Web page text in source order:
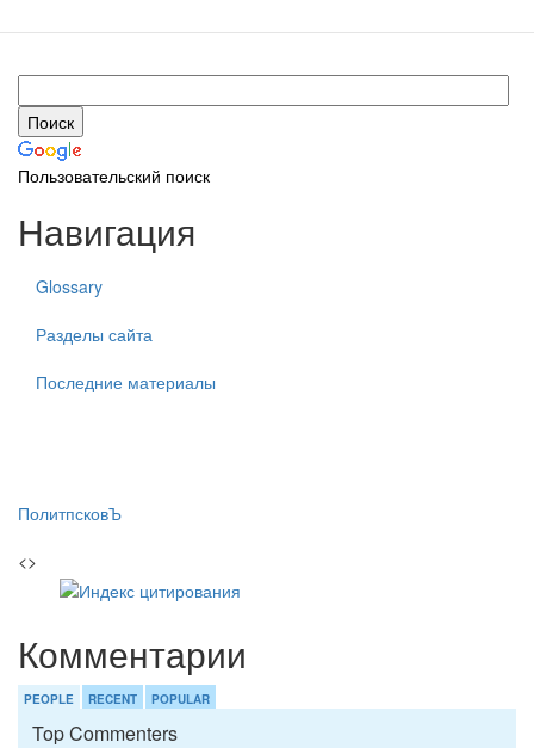
Пользовательский поиск
Навигация
Glossary
Разделы сайта
Последние материалы
ПолитпсковЪ
<>
Комментарии
PEOPLE RECENT POPULAR
Top Commenters